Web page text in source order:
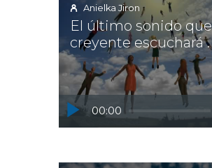
Reproductor
de
00:00
Anielka Jiron
El último sonido
creyente escuchará .